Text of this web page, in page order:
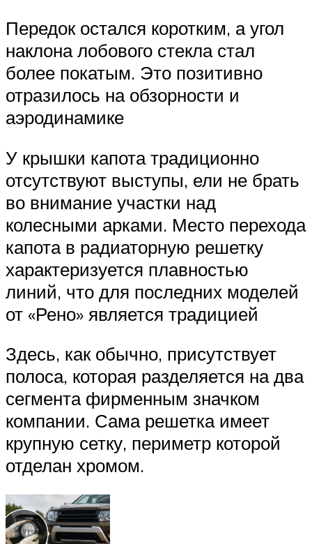
Передок остался коротким, а угол
наклона лобового стекла стал
более покатым. Это позитивно
отразилось на обзорности и
аэродинамике
У крышки капота традиционно
отсутствуют выступы, ели не брать
во внимание участки над
колесными арками. Место перехода
капота в радиаторную решетку
характеризуется плавностью
линий, что для последних моделей
от «Рено» является традицией
Здесь, как обычно, присутствует
полоса, которая разделяется на два
сегмента фирменным значком
компании. Сама решетка имеет
крупную сетку, периметр которой
отделан хромом.